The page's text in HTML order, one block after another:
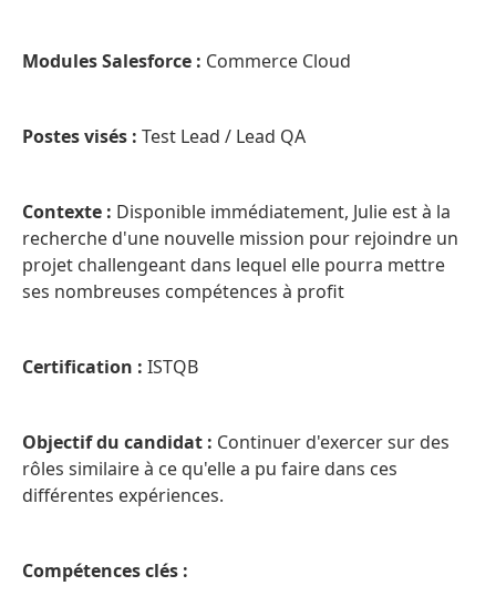
Modules Salesforce : Commerce Cloud
Postes visés : Test Lead / Lead QA
Contexte : Disponible immédiatement, Julie est à la
recherche d'une nouvelle mission pour rejoindre un
projet challengeant dans lequel elle pourra mettre
ses nombreuses compétences à profit
Certification : ISTQB
Objectif du candidat : Continuer d'exercer sur des
rôles similaire à ce qu'elle a pu faire dans ces
différentes expériences.
Compétences clés :